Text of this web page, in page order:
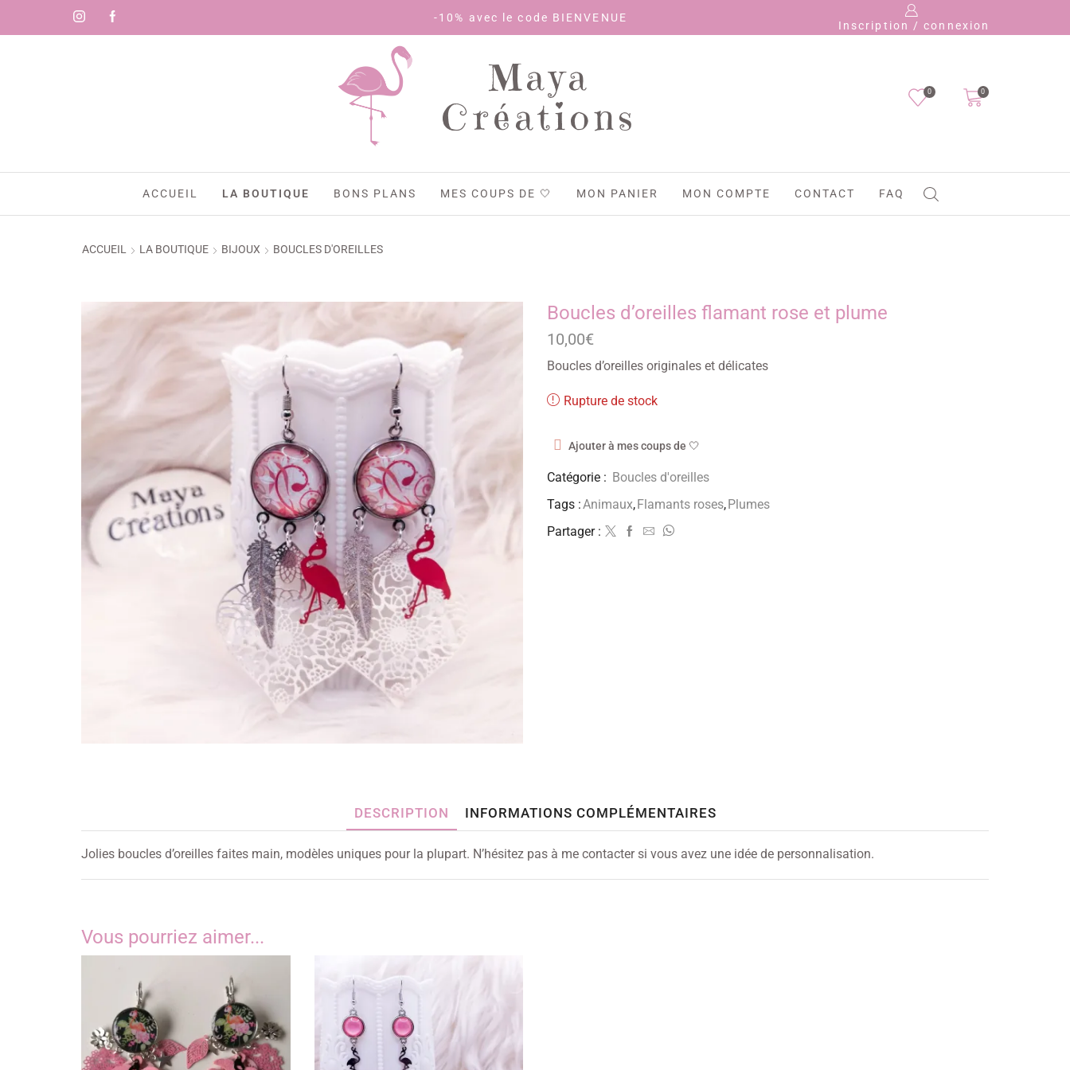
-10% avec le code BIENVENUE
Inscription / connexion
Maya
Créations
0 0
ACCUEIL LA BOUTIQUE BONS PLANS MES COUPS DE 🤍 MON PANIER MON COMPTE CONTACT FAQ
ACCUEIL LA BOUTIQUE BIJOUX BOUCLES D'OREILLES
Boucles d’oreilles flamant rose et plume
10,00€
Boucles d’oreilles originales et délicates
Rupture de stock
Ajouter à mes coups de 🤍
Catégorie : Boucles d'oreilles
Tags :Animaux,Flamants roses,Plumes
Partager :
DESCRIPTION INFORMATIONS COMPLÉMENTAIRES
Jolies boucles d’oreilles faites main, modèles uniques pour la plupart. N’hésitez pas à me contacter si vous avez une idée de personnalisation.
Vous pourriez aimer...